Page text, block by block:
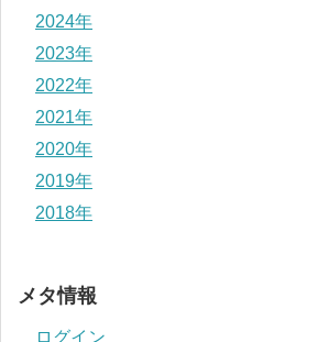
2024年
2023年
2022年
2021年
2020年
2019年
2018年
メタ情報
ログイン